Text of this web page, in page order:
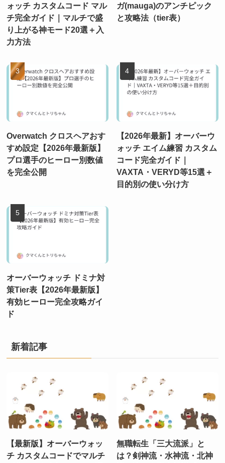
ォッチ カスタムコード マル
チ完全ガイド｜マルチで盛
り上がる神モード20選＋入
力方法
ガ(mauga)のアンチピック
と攻略法（tier表）
Overwatch クロスヘアおす
すめ設定【2026年最新版】
プロ選手のヒーロー別数値
を完全公開
【2026年最新】オーバーウ
ォッチ エイム練習 カスタム
コード完全ガイド｜
VAXTA・VERYD等15選＋
目的別の使い分け方
オーバーウォッチ ドミナ対
策Tier表【2026年最新版】
有効ヒーロー完全攻略ガイ
ド
新着記事
【最新版】オーバーウォッ
チ カスタムコードでマルチ
無職転生「三大流派」と
は？剣神流・水神流・北神